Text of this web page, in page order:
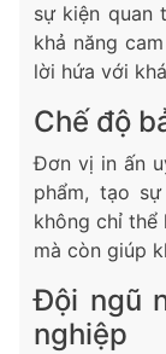
sự kiện quan
khả năng
lời hứa với
Chế độ
Đơn vị in ấn
phẩm, tạo
không chỉ thể
mà còn giúp
Đội ngũ
nghiệp